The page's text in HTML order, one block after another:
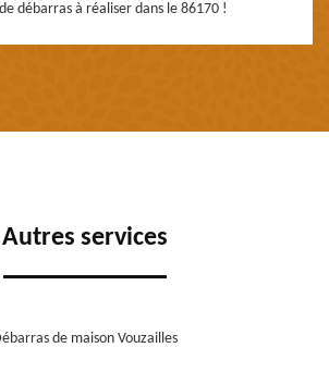
débarras à réaliser dans le 86170 !
Autres services
de maison Vouzailles